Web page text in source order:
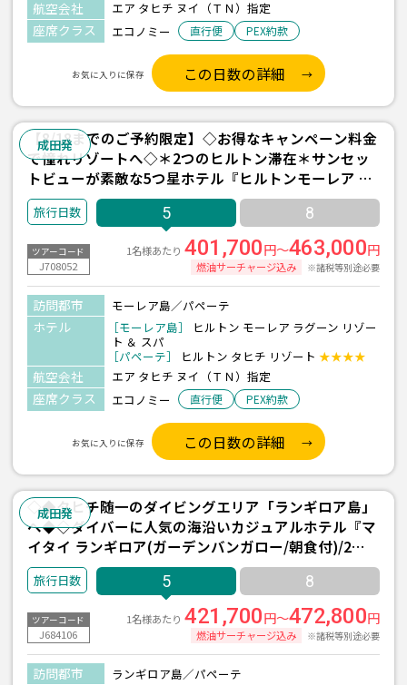
航空会社 エア タヒチ ヌイ（ＴＮ）指定
座席クラス エコノミー 直行便 PEX約款
お気に入りに保存 この日数の詳細
成田発
【8/18までのご予約限定】◇お得なキャンペーン料金
で憧れリゾートへ◇＊2つのヒルトン滞在＊サンセッ
トビューが素敵な5つ星ホテル『ヒルトンモーレア ラ
グーンリゾート＆スパ(水上バンガロー/朝食付)/2泊』
＋パペーテ1泊 5日間 ＜往復送迎付き＞
5 8
ツアーコード
J708052
1名様あたり 401,700円～463,000円
燃油サーチャージ込み ※諸税等別途必要
訪問都市 モーレア島／パペーテ
ホテル ［モーレア島］
ヒルトン モーレア ラグーン リゾー
ト ＆ スパ
［パペーテ］
ヒルトン タヒチ リゾート ★★★★
航空会社 エア タヒチ ヌイ（ＴＮ）指定
座席クラス エコノミー 直行便 PEX約款
お気に入りに保存 この日数の詳細
成田発
◇◆タヒチ随一のダイビングエリア「ランギロア島」
へ◆◇ダイバーに人気の海沿いカジュアルホテル『マ
イタイ ランギロア(ガーデンバンガロー/朝食付)/2
泊』＋パペーテ1泊 5日間 ＜往復送迎付き＞【エアタ
ヒチヌイ利用】
5 8
ツアーコード
J684106
1名様あたり 421,700円～472,800円
燃油サーチャージ込み ※諸税等別途必要
訪問都市 ランギロア島／パペーテ